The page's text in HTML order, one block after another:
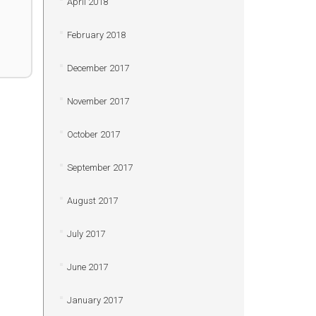
February 2018
December 2017
November 2017
October 2017
September 2017
August 2017
July 2017
June 2017
January 2017